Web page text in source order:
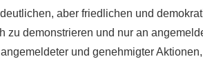
aber friedlichen und
zu demonstrieren und nur an
und genehmigter